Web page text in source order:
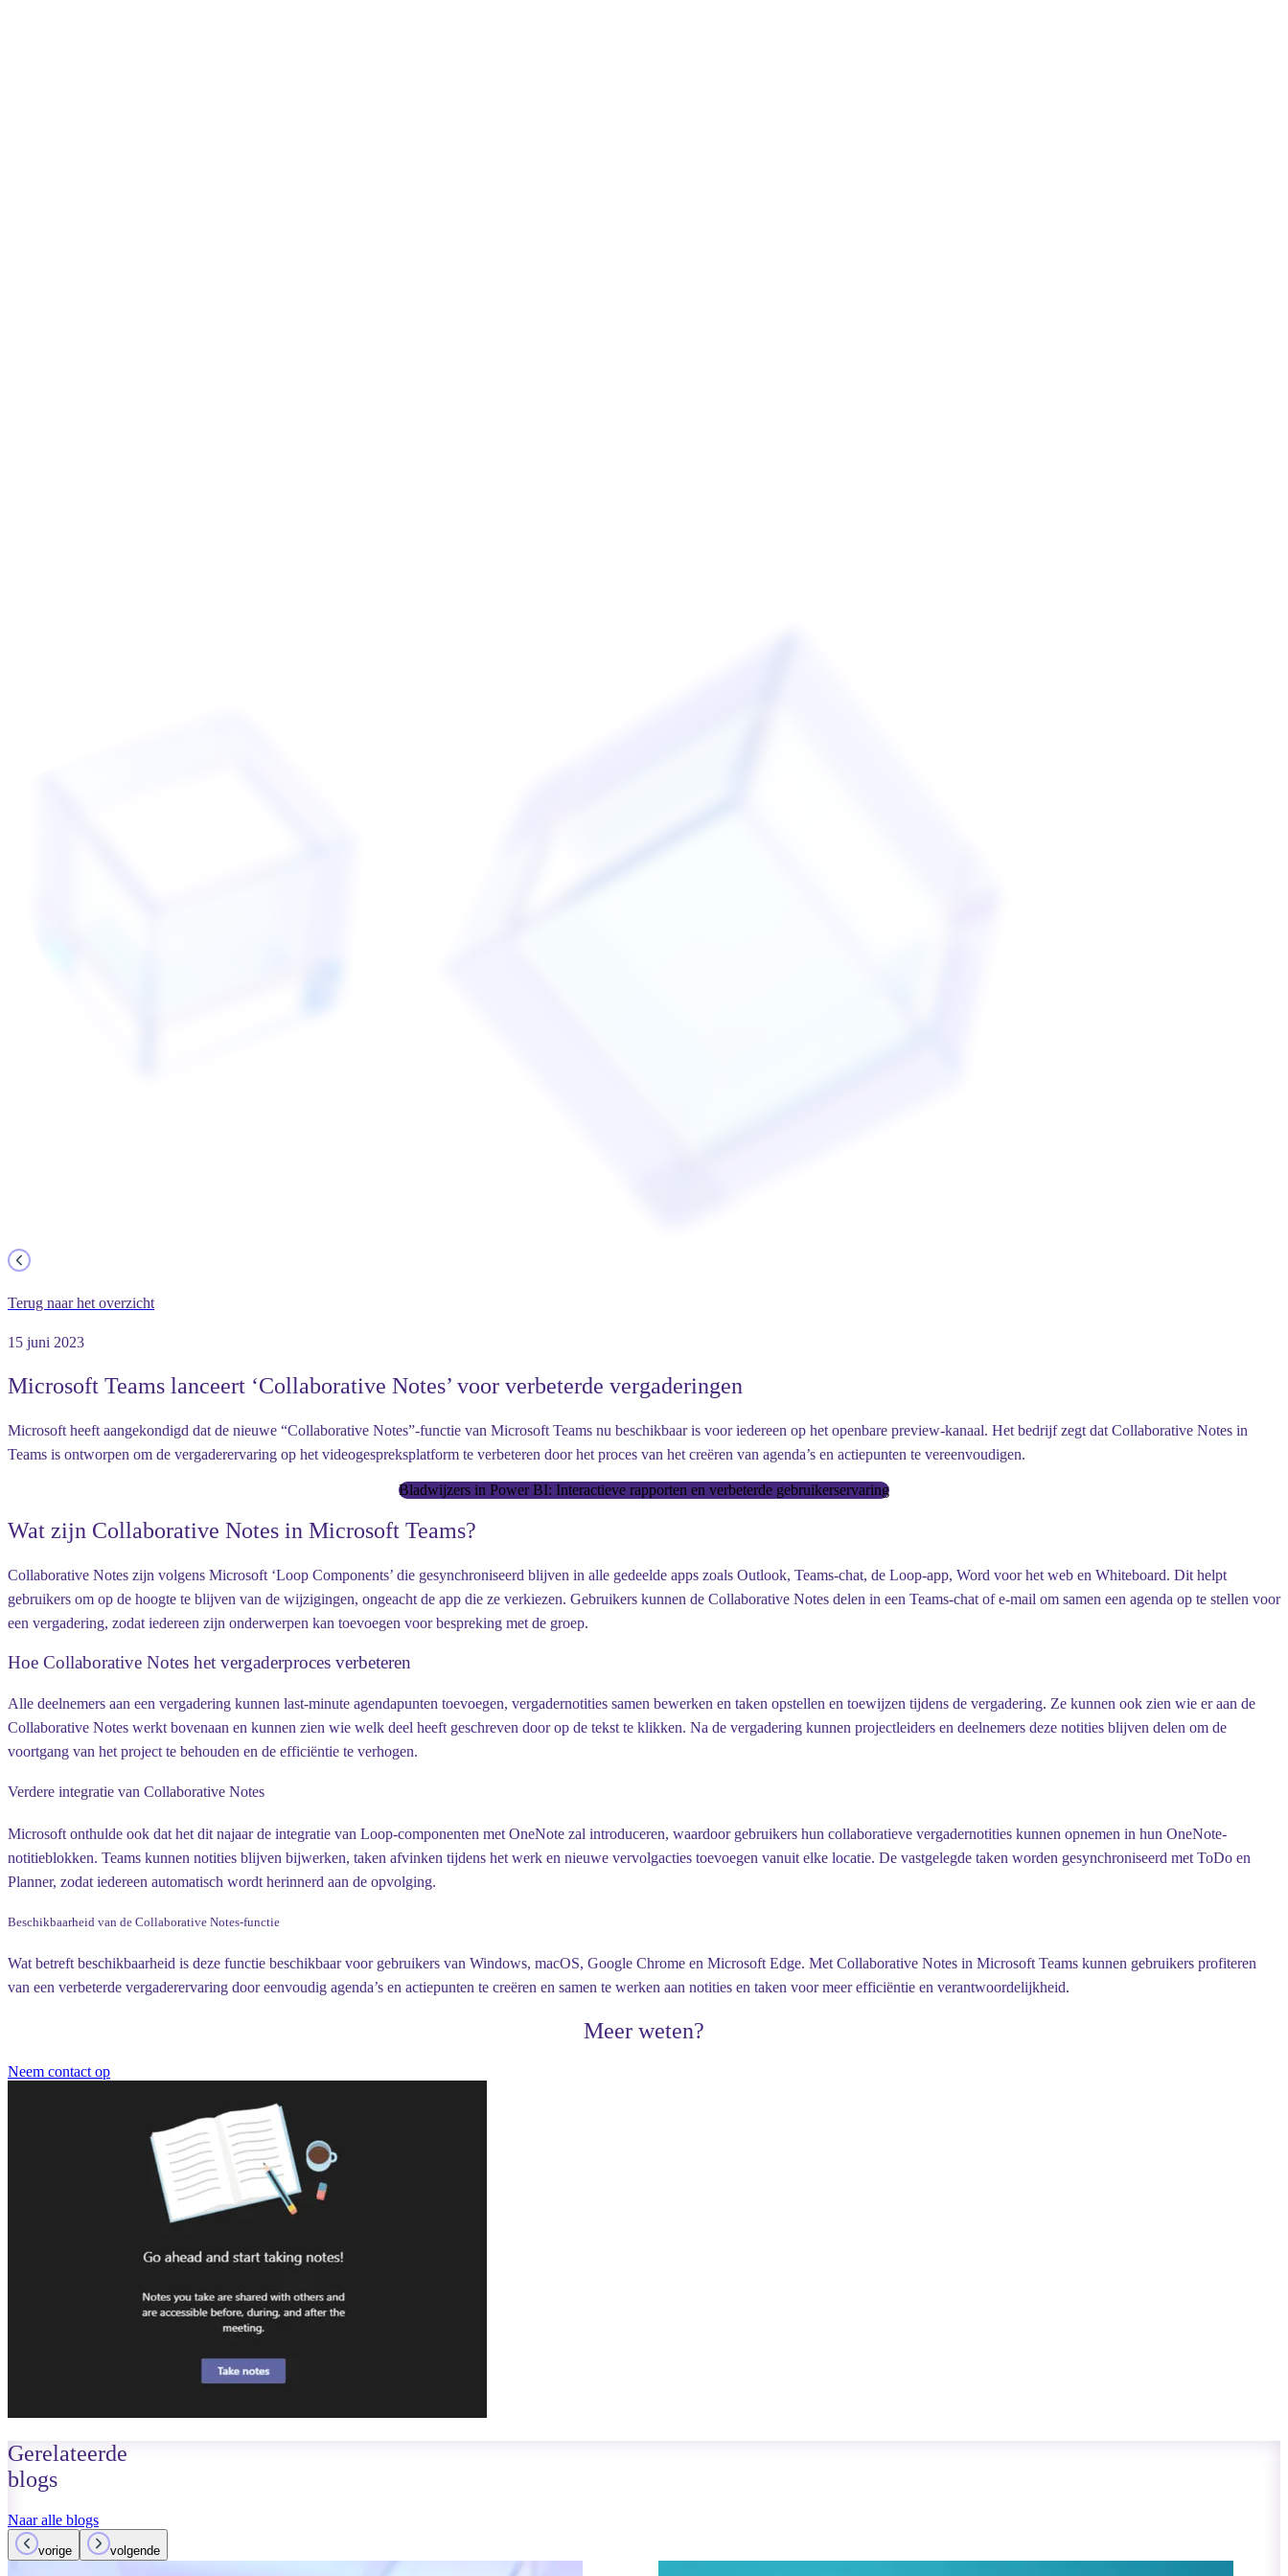
Terug naar het overzicht
15 juni 2023
Microsoft Teams lanceert ‘Collaborative Notes’ voor verbeterde vergaderingen
Microsoft heeft aangekondigd dat de nieuwe “Collaborative Notes”-functie van Microsoft Teams nu beschikbaar is voor iedereen op het openbare preview-kanaal. Het bedrijf zegt dat Collaborative Notes in
Teams is ontworpen om de vergaderervaring op het videogespreksplatform te verbeteren door het proces van het creëren van agenda’s en actiepunten te vereenvoudigen.
Bladwijzers in Power BI: Interactieve rapporten en verbeterde gebruikerservaring
Wat zijn Collaborative Notes in Microsoft Teams?
Collaborative Notes zijn volgens Microsoft ‘Loop Components’ die gesynchroniseerd blijven in alle gedeelde apps zoals Outlook, Teams-chat, de Loop-app, Word voor het web en Whiteboard. Dit helpt
gebruikers om op de hoogte te blijven van de wijzigingen, ongeacht de app die ze verkiezen. Gebruikers kunnen de Collaborative Notes delen in een Teams-chat of e-mail om samen een agenda op te stellen voor
een vergadering, zodat iedereen zijn onderwerpen kan toevoegen voor bespreking met de groep.
Hoe Collaborative Notes het vergaderproces verbeteren
Alle deelnemers aan een vergadering kunnen last-minute agendapunten toevoegen, vergadernotities samen bewerken en taken opstellen en toewijzen tijdens de vergadering. Ze kunnen ook zien wie er aan de
Collaborative Notes werkt bovenaan en kunnen zien wie welk deel heeft geschreven door op de tekst te klikken. Na de vergadering kunnen projectleiders en deelnemers deze notities blijven delen om de
voortgang van het project te behouden en de efficiëntie te verhogen.
Verdere integratie van Collaborative Notes
Microsoft onthulde ook dat het dit najaar de integratie van Loop-componenten met OneNote zal introduceren, waardoor gebruikers hun collaboratieve vergadernotities kunnen opnemen in hun OneNote-
notitieblokken. Teams kunnen notities blijven bijwerken, taken afvinken tijdens het werk en nieuwe vervolgacties toevoegen vanuit elke locatie. De vastgelegde taken worden gesynchroniseerd met ToDo en
Planner, zodat iedereen automatisch wordt herinnerd aan de opvolging.
Beschikbaarheid van de Collaborative Notes-functie
Wat betreft beschikbaarheid is deze functie beschikbaar voor gebruikers van Windows, macOS, Google Chrome en Microsoft Edge. Met Collaborative Notes in Microsoft Teams kunnen gebruikers profiteren
van een verbeterde vergaderervaring door eenvoudig agenda’s en actiepunten te creëren en samen te werken aan notities en taken voor meer efficiëntie en verantwoordelijkheid.
Meer weten?
Neem contact op
Gerelateerde
blogs
Naar alle blogs
vorige volgende